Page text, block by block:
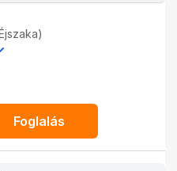
Foglalás